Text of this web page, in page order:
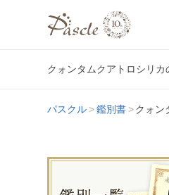
クォンタムクアトロシリカ
パスクル 鑑別書 クォン